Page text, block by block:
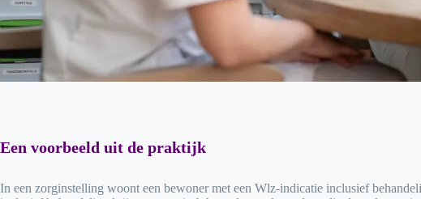
Een voorbeeld uit de praktijk
In een zorginstelling woont een bewoner met een Wlz-indicatie inclusief